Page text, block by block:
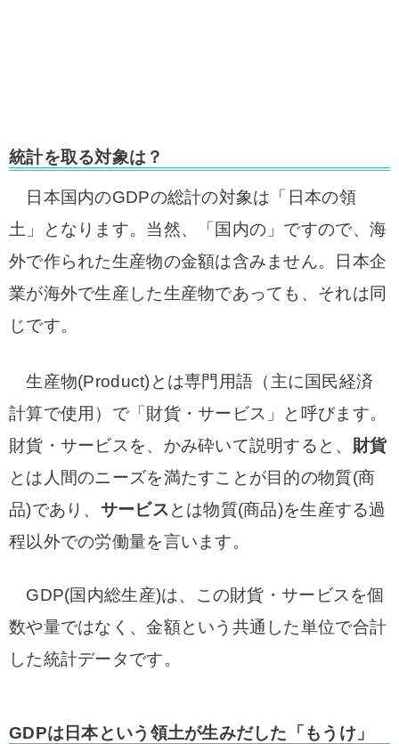
統計を取る対象は？
日本国内のGDPの総計の対象は「日本の領
土」となります。当然、「国内の」ですので、海
外で作られた生産物の金額は含みません。日本企
業が海外で生産した生産物であっても、それは同
じです。
生産物(Product)とは専門用語（主に国民経済
計算で使用）で「 財貨・サービス」と呼びます。
財貨・サービスを、かみ砕いて説明すると、 財貨
とは人間のニーズを満たすことが目的の物質(商
品)であり、 サービス とは物質(商品)を生産する過
程以外での労働量を言います。
GDP(国内総生産)は、この財貨・サービスを個
数や量ではなく、金額という共通した単位で合計
した統計データです。
GDPは日本という領土が生みだした「もうけ」